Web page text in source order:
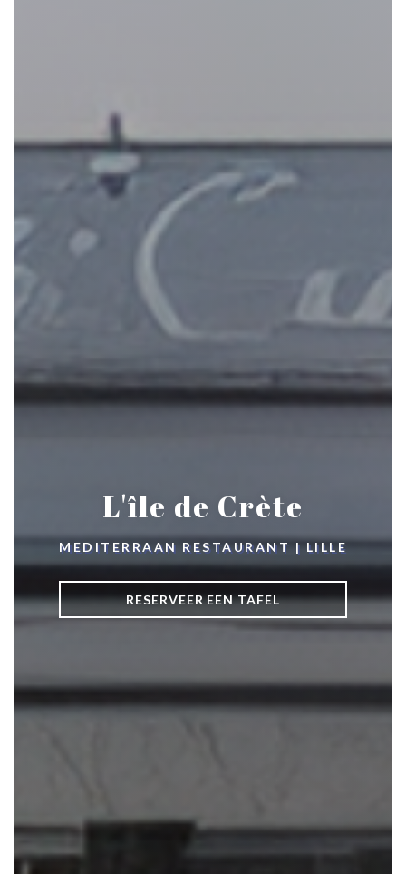
L'île de Crète
MEDITERRAAN RESTAURANT | LILLE
RESERVEER EEN TAFEL